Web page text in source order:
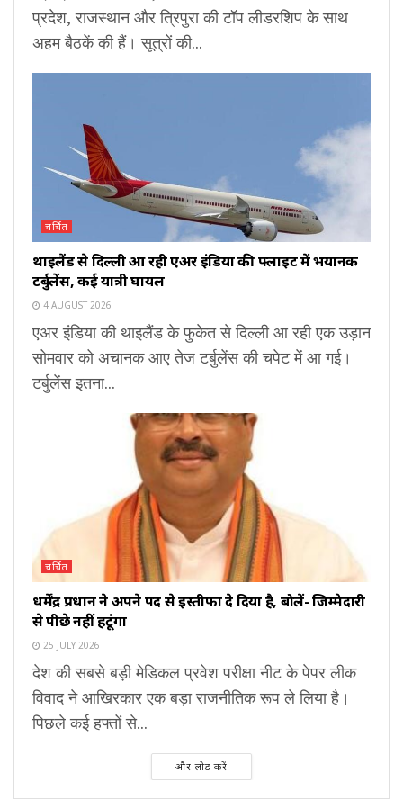
प्रदेश, राजस्थान और त्रिपुरा की टॉप लीडरशिप के साथ
अहम बैठकें की हैं। सूत्रों की...
चर्चित
थाइलैंड से दिल्ली आ रही एअर इंडिया की फ्लाइट में भयानक
टर्बुलेंस, कई यात्री घायल
4 AUGUST 2026
एअर इंडिया की थाइलैंड के फुकेत से दिल्ली आ रही एक उड़ान
सोमवार को अचानक आए तेज टर्बुलेंस की चपेट में आ गई।
टर्बुलेंस इतना...
चर्चित
धर्मेंद्र प्रधान ने अपने पद से इस्तीफा दे दिया है, बोलें- जिम्मेदारी
से पीछे नहीं हटूंगा
25 JULY 2026
देश की सबसे बड़ी मेडिकल प्रवेश परीक्षा नीट के पेपर लीक
विवाद ने आखिरकार एक बड़ा राजनीतिक रूप ले लिया है।
पिछले कई हफ्तों से...
और लोड करें